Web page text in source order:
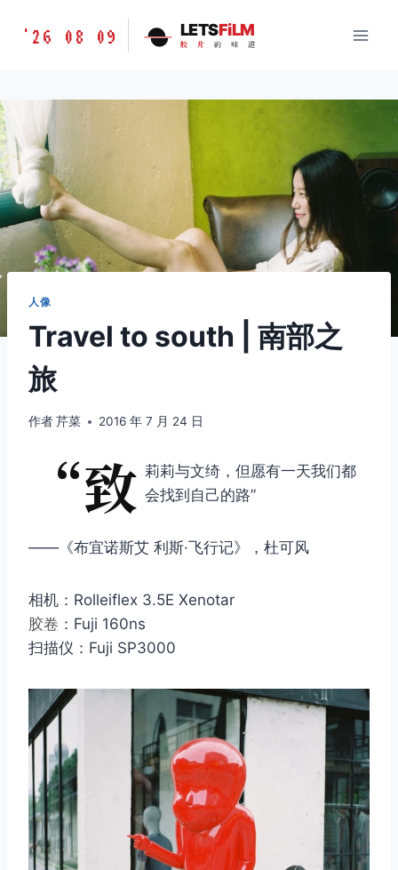
胶
LETSFILM
'26 08 09 LETSFiLM
胶 片 的 味 道
人像
Travel to south | 南部之
旅
作者芹菜 2016 年 7 月 24 日
“致 莉莉与文绮，但愿有一天我们都
会找到自己的路”
——《布宜诺斯艾 利斯·飞行记》，杜可风
相机：Rolleiflex 3.5E Xenotar
胶卷 ：Fuji 160ns
扫描仪：Fuji SP3000